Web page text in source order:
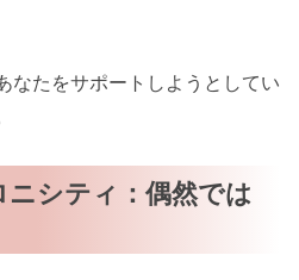
なたをサポートしようとしてい
シティ：偶然では